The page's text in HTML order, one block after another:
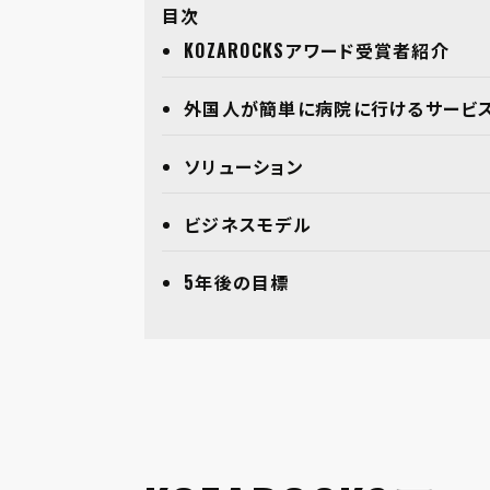
目次
KOZAROCKSアワード受賞者紹介
外国⼈が簡単に病院に⾏けるサービ
ソリューション
ビジネスモデル
5年後の⽬標